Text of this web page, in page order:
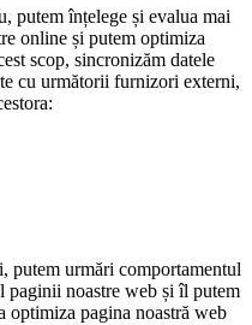
putem înțelege și evalua mai
online și putem optimiza
scop, sincronizăm datele
cu următorii furnizori externi,
putem urmări comportamentul
paginii noastre web și îl putem
optimiza pagina noastră web